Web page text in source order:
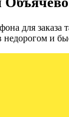
для заказа
недорогом и